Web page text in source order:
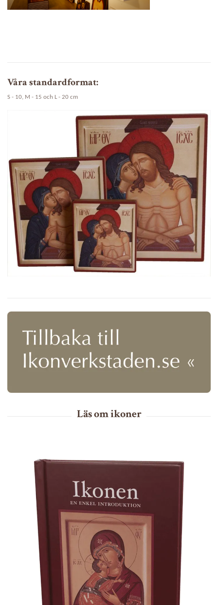
Våra standardformat:
S - 10, M - 15 och L - 20 cm